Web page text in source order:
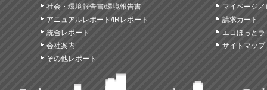
社会・環境報告書/環境報告書
アニュアルレポート/IRレポート
統合レポート
会社案内
その他レポート
マイページ
請求カート
エコほっと
サイトマップ